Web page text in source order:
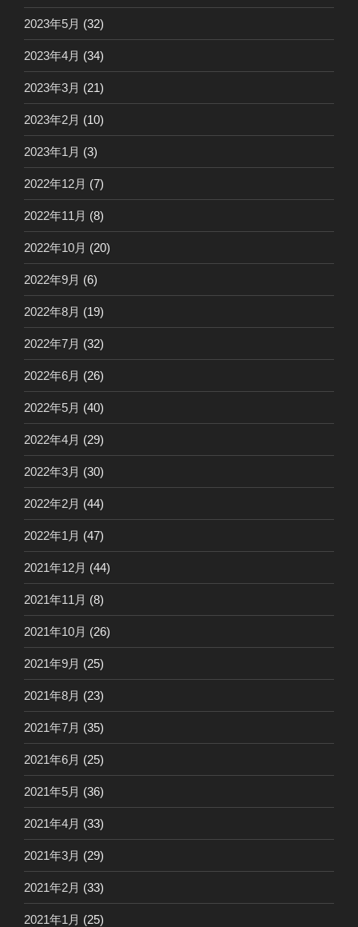
2023年5月 (32)
2023年4月 (34)
2023年3月 (21)
2023年2月 (10)
2023年1月 (3)
2022年12月 (7)
2022年11月 (8)
2022年10月 (20)
2022年9月 (6)
2022年8月 (19)
2022年7月 (32)
2022年6月 (26)
2022年5月 (40)
2022年4月 (29)
2022年3月 (30)
2022年2月 (44)
2022年1月 (47)
2021年12月 (44)
2021年11月 (8)
2021年10月 (26)
2021年9月 (25)
2021年8月 (23)
2021年7月 (35)
2021年6月 (25)
2021年5月 (36)
2021年4月 (33)
2021年3月 (29)
2021年2月 (33)
2021年1月 (25)